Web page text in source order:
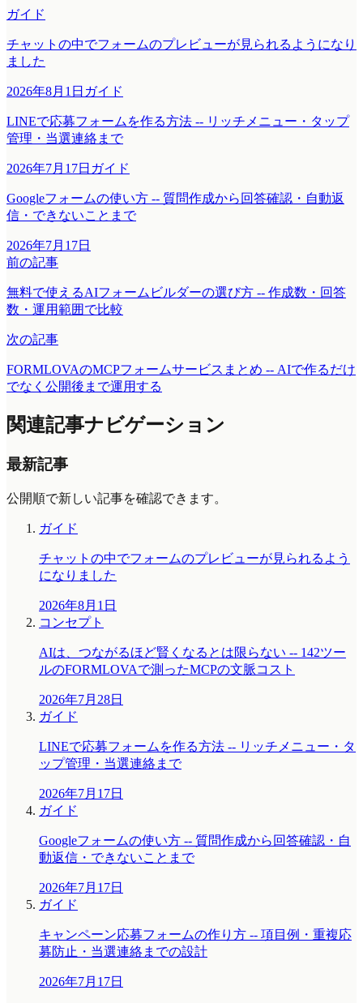
ガイド
チャットの中でフォームのプレビューが見られるようになり
ました
2026年8月1日 ガイド
LINEで応募フォームを作る方法 -- リッチメニュー・タップ
管理・当選連絡まで
2026年7月17日 ガイド
Googleフォームの使い方 -- 質問作成から回答確認・自動返
信・できないことまで
2026年7月17日
前の記事
無料で使えるAIフォームビルダーの選び方 -- 作成数・回答
数・運用範囲で比較
次の記事
FORMLOVAのMCPフォームサービスまとめ -- AIで作るだけ
でなく公開後まで運用する
関連記事ナビゲーション
最新記事
公開順で新しい記事を確認できます。
ガイド
チャットの中でフォームのプレビューが見られるよう
になりました
2026年8月1日
コンセプト
AIは、つながるほど賢くなるとは限らない -- 142ツー
ルのFORMLOVAで測ったMCPの文脈コスト
2026年7月28日
ガイド
LINEで応募フォームを作る方法 -- リッチメニュー・タ
ップ管理・当選連絡まで
2026年7月17日
ガイド
Googleフォームの使い方 -- 質問作成から回答確認・自
動返信・できないことまで
2026年7月17日
ガイド
キャンペーン応募フォームの作り方 -- 項目例・重複応
募防止・当選連絡までの設計
2026年7月17日